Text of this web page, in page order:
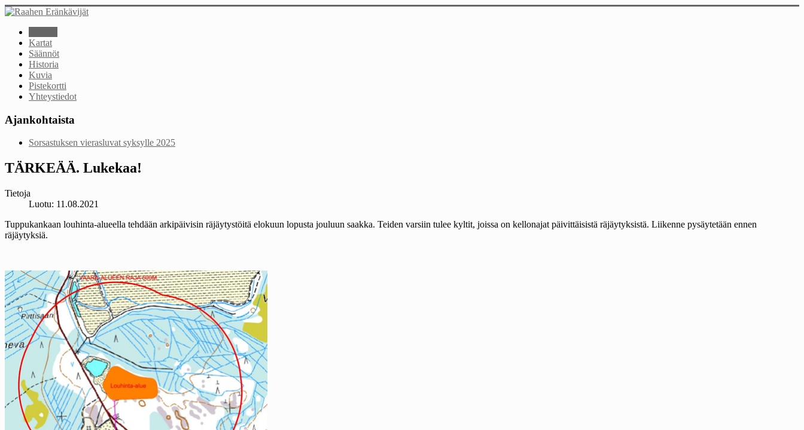
Kartat
Säännöt
Historia
Kuvia
Pistekortti
Yhteystiedot
Ajankohtaista
Sorsastuksen vierasluvat syksylle 2025
TÄRKEÄÄ. Lukekaa!
Tietoja
Luotu: 11.08.2021
Tuppukankaan louhinta-alueella tehdään arkipäivisin räjäytystöitä elokuun lopusta jouluun saakka. Teiden varsiin tulee kyltit, joissa on kellonajat päivittäisistä räjäytyksistä. Liikenne pysäytetään ennen
räjäytyksiä.